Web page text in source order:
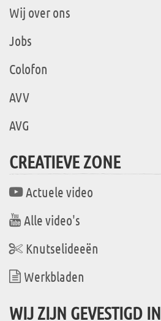
Wij over ons
Jobs
Colofon
AVV
AVG
CREATIEVE ZONE
Actuele video
Alle video's
Knutselideeën
Werkbladen
WIJ ZIJN GEVESTIGD IN